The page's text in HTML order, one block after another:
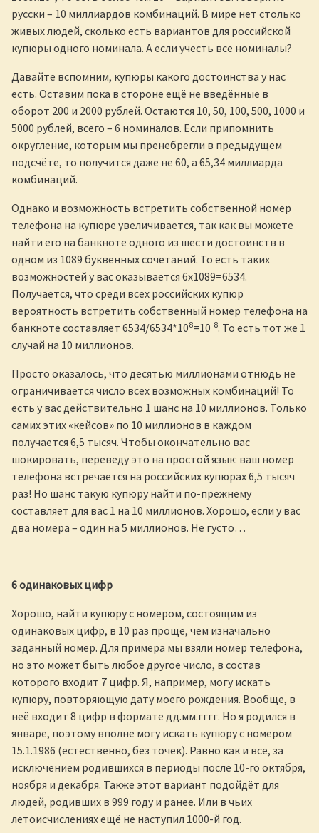
русски – 10 миллиардов комбинаций. В мире нет столько
живых людей, сколько есть вариантов для российской
купюры одного номинала. А если учесть все номиналы?
Давайте вспомним, купюры какого достоинства у нас
есть. Оставим пока в стороне ещё не введённые в
оборот 200 и 2000 рублей. Остаются 10, 50, 100, 500, 1000 и
5000 рублей, всего – 6 номиналов. Если припомнить
округление, которым мы пренебрегли в предыдущем
подсчёте, то получится даже не 60, а 65,34 миллиарда
комбинаций.
Однако и возможность встретить собственной номер
телефона на купюре увеличивается, так как вы можете
найти его на банкноте одного из шести достоинств в
одном из 1089 буквенных сочетаний. То есть таких
возможностей у вас оказывается 6х1089=6534.
Получается, что среди всех российских купюр
вероятность встретить собственный номер телефона на
банкноте составляет 6534/6534*108=10-8. То есть тот же 1
случай на 10 миллионов.
Просто оказалось, что десятью миллионами отнюдь не
ограничивается число всех возможных комбинаций! То
есть у вас действительно 1 шанс на 10 миллионов. Только
самих этих «кейсов» по 10 миллионов в каждом
получается 6,5 тысяч. Чтобы окончательно вас
шокировать, переведу это на простой язык: ваш номер
телефона встречается на российских купюрах 6,5 тысяч
раз! Но шанс такую купюру найти по-прежнему
составляет для вас 1 на 10 миллионов. Хорошо, если у вас
два номера – один на 5 миллионов. Не густо…
6 одинаковых цифр
Хорошо, найти купюру с номером, состоящим из
одинаковых цифр, в 10 раз проще, чем изначально
заданный номер. Для примера мы взяли номер телефона,
но это может быть любое другое число, в состав
которого входит 7 цифр. Я, например, могу искать
купюру, повторяющую дату моего рождения. Вообще, в
неё входит 8 цифр в формате дд.мм.гггг. Но я родился в
январе, поэтому вполне могу искать купюру с номером
15.1.1986 (естественно, без точек). Равно как и все, за
исключением родившихся в периоды после 10-го октября,
ноября и декабря. Также этот вариант подойдёт для
людей, родивших в 999 году и ранее. Или в чьих
летоисчислениях ещё не наступил 1000-й год.